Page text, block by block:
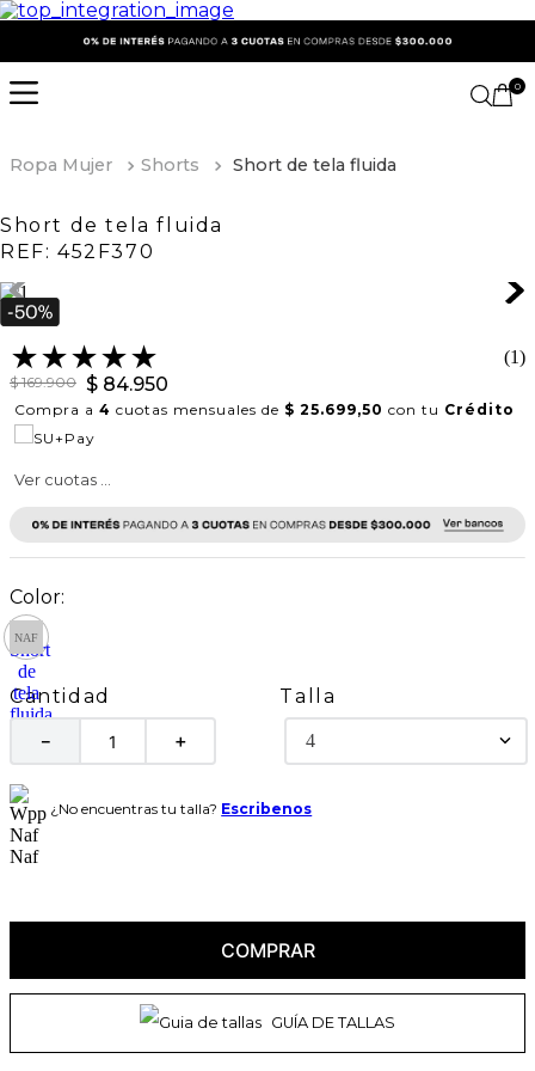
0
Ropa Mujer Shorts Short de tela fluida
Short de tela fluida
REF: 452F370
★★★★★ (1)
$ 169.900 $ 84.950
Compra a 4 cuotas mensuales de $ 25.699,50 con tu Crédito
Ver cuotas ...
Cantidad
＋
－
Talla
4
¿No encuentras tu talla? Escribenos
COMPRAR
GUÍA DE TALLAS